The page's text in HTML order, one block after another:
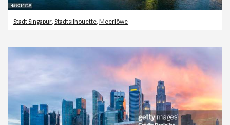
Stadt Singapur, Stadtsilhouette, Meerlöwe